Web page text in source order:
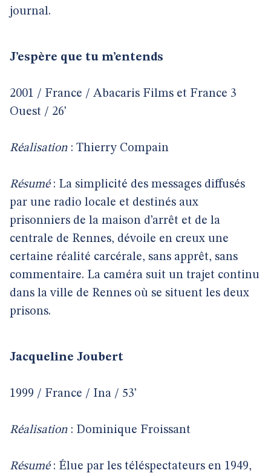
journal.
J’espère que tu m’entends
2001 / France / Abacaris Films et France 3
Ouest / 26’
Réalisation : Thierry Compain
Résumé: La simplicité des messages diffusés
par une radio locale et destinés aux
prisonniers de la maison d’arrêt et de la
centrale de Rennes, dévoile en creux une
certaine réalité carcérale, sans apprêt, sans
commentaire. La caméra suit un trajet continu
dans la ville de Rennes où se situent les deux
prisons.
Jacqueline Joubert
1999 / France / Ina / 53’
Réalisation : Dominique Froissant
Résumé: Élue par les téléspectateurs en 1949,